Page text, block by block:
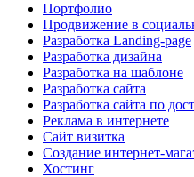
Портфолио
Продвижение в
Разработка Landing-page
Разработка дизайна
Разработка на шаблоне
Разработка сайта
Разработка сайта по
Реклама в интернете
Сайт визитка
Создание интернет-
Хостинг